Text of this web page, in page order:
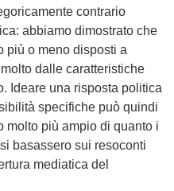
contrario
abbiamo dimostrato che
più o meno disposti a
dalle caratteristiche
Ideare una risposta politica
specifiche può quindi
molto più ampio di quanto i
basassero sui resoconti
mediatica del